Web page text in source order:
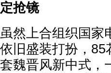
定抢镜
虽然上合组织国家
依旧盛装打扮，85
套魏晋风新中式，